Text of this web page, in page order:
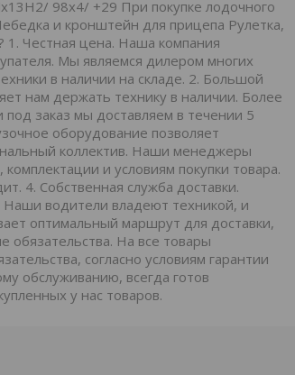
98х4/ +29 При покупке лодочного
и кронштейн для прицепа Рулетка,
1. Честная цена. Наша компания
Мы являемся дилером многих
в наличии на складе. 2. Большой
нам держать технику в наличии. Более
под заказ мы доставляем в течении 5
оборудование позволяет
коллектив. Наши менеджеры
и условиям покупки товара.
4. Собственная служба доставки.
Наши водители владеют техникой, и
оптимальный маршрут для доставки,
обязательства. На все товары
согласно условиям гарантии
обслуживанию, всегда готов
у нас товаров.